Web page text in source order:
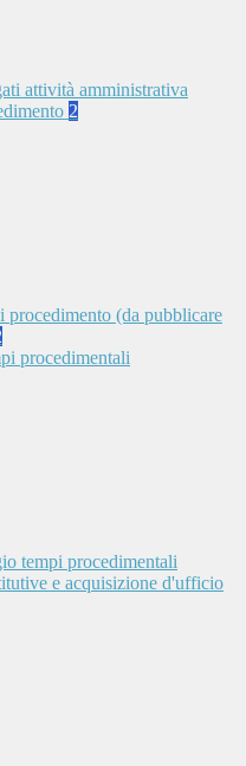
attività amministrativa
2
procedimento (da pubblicare
procedimentali
tempi procedimentali
e acquisizione d'ufficio